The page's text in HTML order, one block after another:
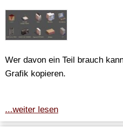
Wer davon ein Teil brauch
Grafik kopieren.
...weiter lesen